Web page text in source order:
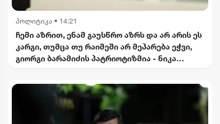
პოლიტიკა • 14:21
ჩემი აზრით, ენამ გაუსწრო აზრს და არ არის ეს
კარგი, თუმცა თუ რაიმეში არ მეპარება ეჭვი,
გიორგი ბარამიძის პატრიოტიზმია - ნიკა